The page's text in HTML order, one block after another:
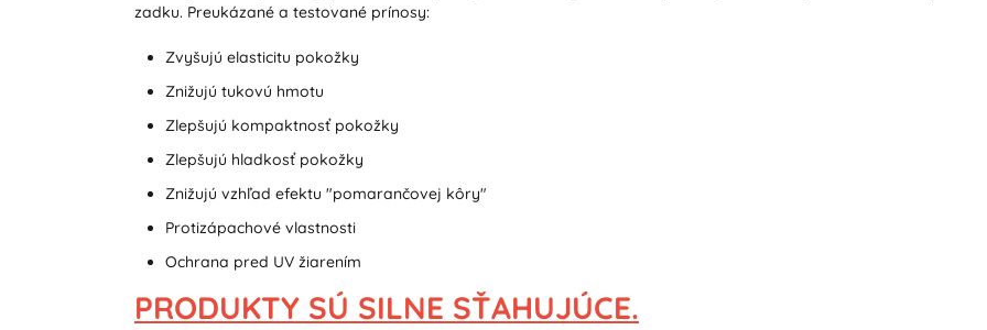
zadku. Preukázané a testované prínosy:
Zvyšujú elasticitu pokožky
Znižujú tukovú hmotu
Zlepšujú kompaktnosť pokožky
Zlepšujú hladkosť pokožky
Znižujú vzhľad efektu "pomarančovej kôry"
Protizápachové vlastnosti
Ochrana pred UV žiarením
PRODUKTY SÚ SILNE SŤAHUJÚCE.